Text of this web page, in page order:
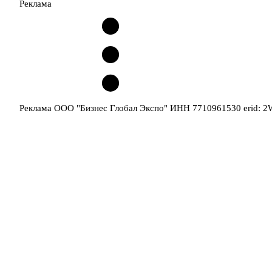
Реклама
Реклама ООО "Бизнес Глобал Экспо" ИНН 7710961530 erid: